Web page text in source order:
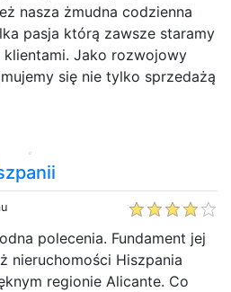
nasza żmudna codzienna
pasja którą zawsze staramy
Jako rozwojowy
się nie tylko sprzedażą
polecenia. Fundament jej
nieruchomości Hiszpania
regionie Alicante. Co